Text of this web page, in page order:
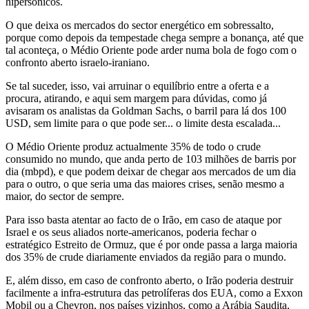
O que deixa os mercados do sector energético em sobressalto,
porque como depois da tempestade chega sempre a bonança, até que
tal aconteça, o Médio Oriente pode arder numa bola de fogo com o
confronto aberto israelo-iraniano.
Se tal suceder, isso, vai arruinar o equilíbrio entre a oferta e a
procura, atirando, e aqui sem margem para dúvidas, como já
avisaram os analistas da Goldman Sachs, o barril para lá dos 100
USD, sem limite para o que pode ser... o limite desta escalada...
O Médio Oriente produz actualmente 35% de todo o crude
consumido no mundo, que anda perto de 103 milhões de barris por
dia (mbpd), e que podem deixar de chegar aos mercados de um dia
para o outro, o que seria uma das maiores crises, senão mesmo a
maior, do sector de sempre.
Para isso basta atentar ao facto de o Irão, em caso de ataque por
Israel e os seus aliados norte-americanos, poderia fechar o
estratégico Estreito de Ormuz, que é por onde passa a larga maioria
dos 35% de crude diariamente enviados da região para o mundo.
E, além disso, em caso de confronto aberto, o Irão poderia destruir
facilmente a infra-estrutura das petrolíferas dos EUA, como a Exxon
Mobil ou a Chevron, nos países vizinhos, como a Arábia Saudita,